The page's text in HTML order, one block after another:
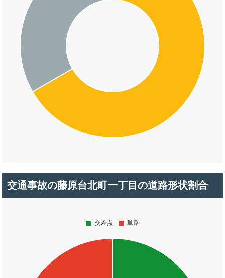
交通事故の藤原台北町一丁目の道路形状割合